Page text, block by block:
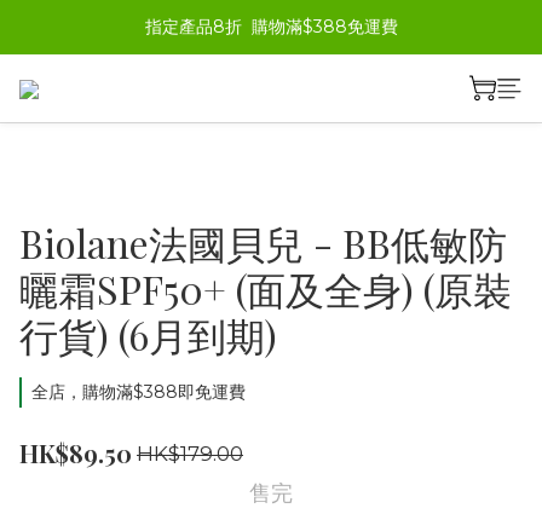
指定產品8折  購物滿$388免運費
Biolane法國貝兒 - BB低敏防
曬霜SPF50+ (面及全身) (原裝
行貨) (6月到期)
全店，購物滿$388即免運費
HK$89.50 HK$179.00
售完